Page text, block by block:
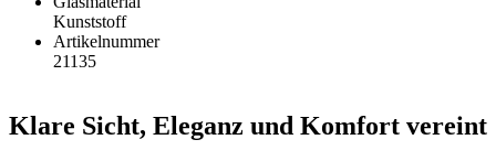
Kunststoff
Artikelnummer
21135
Klare Sicht, Eleganz und Komfort vereint